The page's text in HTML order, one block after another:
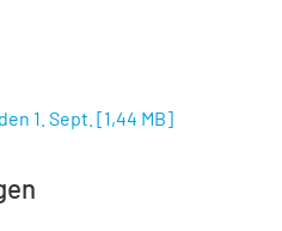
1. Sept. [1,44 MB]